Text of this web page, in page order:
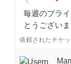
毎週のプラ
とうございま
依頼されたチケッ